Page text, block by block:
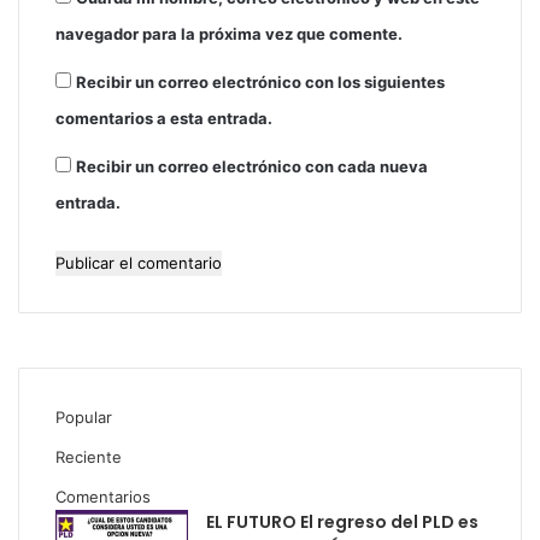
navegador para la próxima vez que comente.
Recibir un correo electrónico con los siguientes
comentarios a esta entrada.
Recibir un correo electrónico con cada nueva
entrada.
Popular
Reciente
Comentarios
EL FUTURO El regreso del PLD es